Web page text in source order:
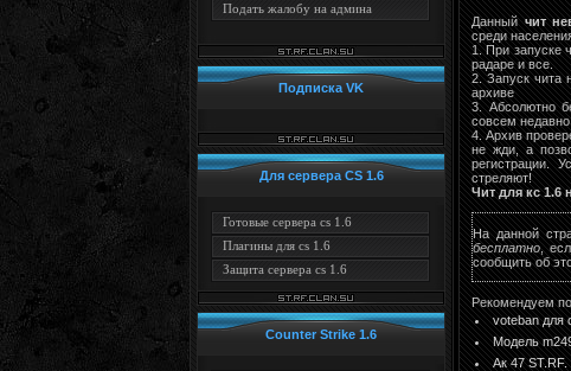
Подать жалобу на админа
Подписка VK
Для сервера CS 1.6
Готовые сервера cs 1.6
Плагины для cs 1.6
Защита сервера cs 1.6
Counter Strike 1.6
Данныйчит
среди
1. При запуске
радаре и все.
2. Запуск чита
архиве
3. Абсолютно
совсем
4. Архив
не жди, а
регистрации.
стреляют!
Чит для кс 1.6
На данной
бесплатно,
сообщить об
Рекомендуем
voteban для
Модель
Ак 47 ST.RF.